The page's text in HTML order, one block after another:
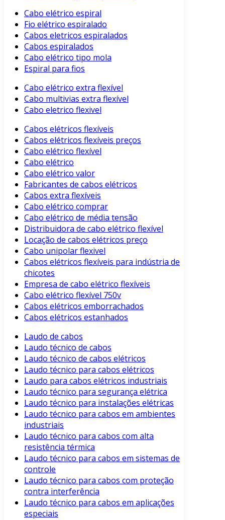
Cabo elétrico espiral
Fio elétrico espiralado
Cabos eletricos espiralados
Cabos espiralados
Cabo elétrico tipo mola
Espiral para fios
Cabo elétrico extra flexível
Cabo multivias extra flexível
Cabo eletrico flexivel
Cabos elétricos flexíveis
Cabos elétricos flexíveis preços
Cabo elétrico flexível
Cabo elétrico
Cabo elétrico valor
Fabricantes de cabos elétricos
Cabos extra flexíveis
Cabo elétrico comprar
Cabo elétrico de média tensão
Distribuidora de cabo elétrico flexível
Locação de cabos elétricos preço
Cabo unipolar flexivel
Cabos elétricos flexíveis para indústria de
chicotes
Empresa de cabo elétrico flexíveis
Cabo elétrico flexível 750v
Cabos elétricos emborrachados
Cabos elétricos estanhados
Laudo de cabos
Laudo técnico de cabos
Laudo técnico de cabos elétricos
Laudo técnico para cabos elétricos
Laudo para cabos elétricos industriais
Laudo técnico para segurança elétrica
Laudo técnico para instalações elétricas
Laudo técnico para cabos em ambientes
industriais
Laudo técnico para cabos com alta
resistência térmica
Laudo técnico para cabos em sistemas de
controle
Laudo técnico para cabos com proteção
contra interferência
Laudo técnico para cabos em aplicações
especiais